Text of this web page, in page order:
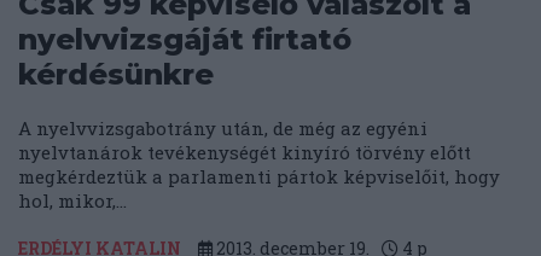
nyelvvizsgáját firtató
kérdésünkre
A nyelvvizsgabotrány után, de még az egyéni
nyelvtanárok tevékenységét kinyíró törvény előtt
megkérdeztük a parlamenti pártok képviselőit, hogy
hol, mikor,...
ERDÉLYI KATALIN 2013. december 19. 4 p